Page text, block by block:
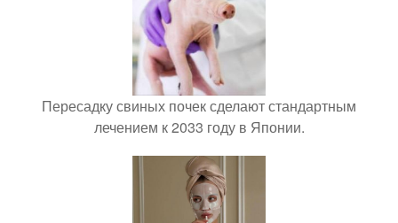
Пересадку свиных почек сделают стандартным
лечением к 2033 году в Японии.